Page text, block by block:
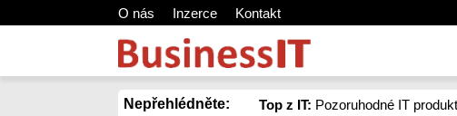
O nás Inzerce Kontakt
Nepřehlédněte: Top z IT: Pozoruhodné IT